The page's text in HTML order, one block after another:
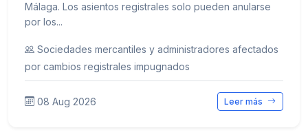
Málaga. Los asientos registrales solo pueden anularse
por los...
Sociedades mercantiles y administradores afectados
por cambios registrales impugnados
08 Aug 2026 Leer más